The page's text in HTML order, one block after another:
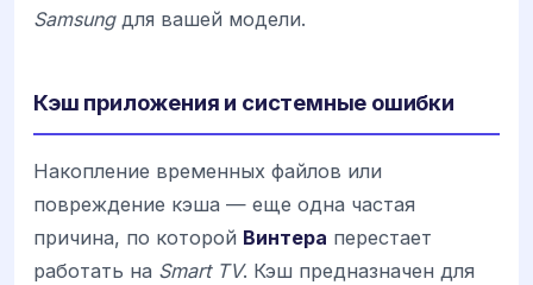
Samsungдля вашей модели.
Кэш приложения и системные ошибки
Накопление временных файлов или
повреждение кэша — еще одна частая
причина, по которой Винтера перестает
работать на Smart TV. Кэш предназначен для